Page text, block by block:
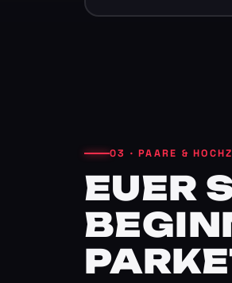
03 · PAARE &
EUER